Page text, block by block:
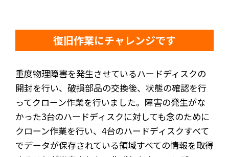
復旧作業にチャレンジです
重度物理障害を発生させているハードディスクの
開封を行い、破損部品の交換後、状態の確認を行
ってクローン作業を行いました。障害の発生がな
かった3台のハードディスクに対しても念のために
クローン作業を行い、4台のハードディスクすべて
でデータが保存されている領域すべての情報を取得